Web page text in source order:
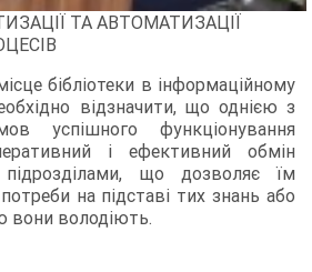
ТА АВТОМАТИЗАЦІЇ
бібліотеки в інформаційному
відзначити, що однією з
успішного функціонування
і ефективний обмін
що дозволяє їм
на підставі тих знань або
вони володіють.